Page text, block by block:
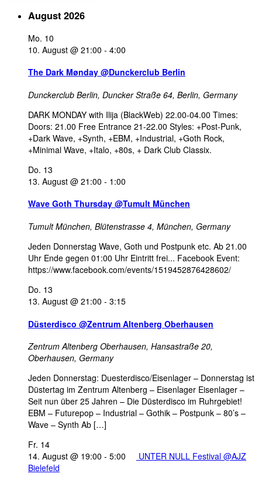
August 2026
Mo. 10
10. August @ 21:00 - 4:00
The Dark Mønday @Dunckerclub Berlin
Dunckerclub Berlin, Duncker Straße 64, Berlin, Germany
DARK MONDAY with Ilija (BlackWeb) 22.00-04.00 Times:
Doors: 21.00 Free Entrance 21-22.00 Styles: +Post-Punk,
+Dark Wave, +Synth, +EBM, +Industrial, +Goth Rock,
+Minimal Wave, +Italo, +80s, + Dark Club Classix.
Do. 13
13. August @ 21:00 - 1:00
Wave Goth Thursday @Tumult München
Tumult München, Blütenstrasse 4, München, Germany
Jeden Donnerstag Wave, Goth und Postpunk etc. Ab 21.00
Uhr Ende gegen 01:00 Uhr Eintritt frei... Facebook Event:
https://www.facebook.com/events/1519452876428602/
Do. 13
13. August @ 21:00 - 3:15
Düsterdisco @Zentrum Altenberg Oberhausen
Zentrum Altenberg Oberhausen, Hansastraße 20,
Oberhausen, Germany
Jeden Donnerstag: Duesterdisco/Eisenlager – Donnerstag ist
Düstertag im Zentrum Altenberg – Eisenlager Eisenlager –
Seit nun über 25 Jahren – Die Düsterdisco im Ruhrgebiet!
EBM – Futurepop – Industrial – Gothik – Postpunk – 80’s –
Wave – Synth Ab […]
Fr. 14
14. August @ 19:00 - 5:00
UNTER NULL Festival @AJZ
Bielefeld